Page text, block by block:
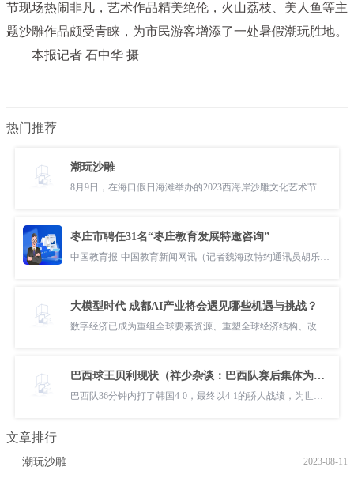
节现场热闹非凡，艺术作品精美绝伦，火山荔枝、美人鱼等主
题沙雕作品颇受青睐，为市民游客增添了一处暑假潮玩胜地。
本报记者 石中华 摄
热门推荐
潮玩沙雕
8月9日，在海口假日海滩举办的2023西海岸沙雕文化艺术节现场热闹非凡，
枣庄市聘任31名“枣庄教育发展特邀咨询”
中国教育报-中国教育新闻网讯（记者魏海政特约通讯员胡乐彪通讯员金中
大模型时代 成都AI产业将会遇见哪些机遇与挑战？
数字经济已成为重组全球要素资源、重塑全球经济结构、改变全球竞争格局
巴西球王贝利现状（祥少杂谈：巴西队赛后集体为球王贝利祈福）
巴西队36分钟内打了韩国4-0，最终以4-1的骄人战绩，为世界球王贝利祈福
文章排行
2023-08-11
潮玩沙雕